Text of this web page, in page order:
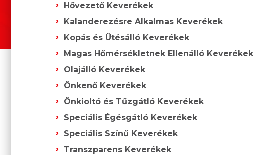
Hővezető Keverékek
Kalanderezésre Alkalmas Keverékek
Kopás és Ütésálló Keverékek
Magas Hőmérsékletnek Ellenálló Keverékek
Olajálló Keverékek
Önkenő Keverékek
Önkioltó és Tűzgátló Keverékek
Speciális Égésgátló Keverékek
Speciális Színű Keverékek
Transzparens Keverékek